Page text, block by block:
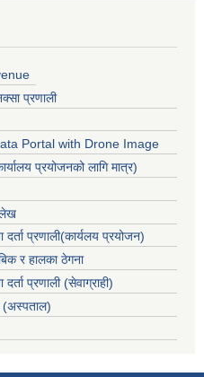
प्रणाली
Portal with Drone Image
प्रयोजनको लागि मात्र)
प्रणाली(कार्यलय प्रयोजन)
र हालका ठेगना
प्रणाली (सेवाग्राही)
(अस्पताल)